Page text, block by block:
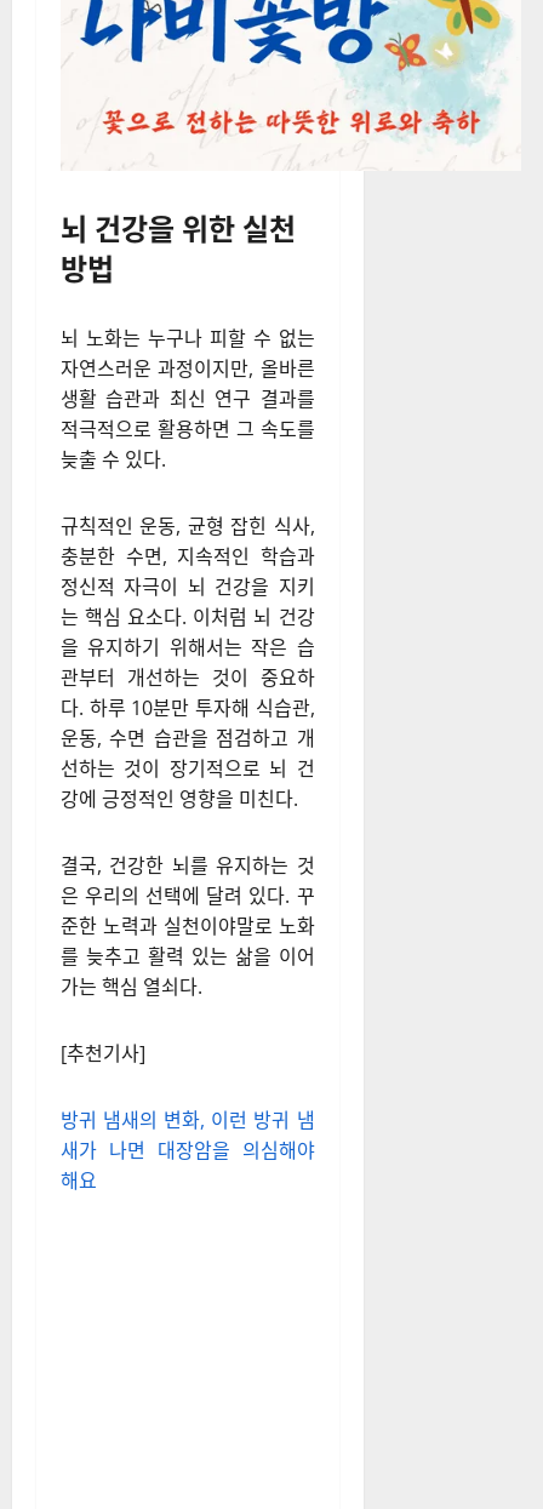
형 뇌 건강 관리 기술도 점차 발
전하고 있다.
뇌 건강을 위한 실천
방법
뇌 노화는 누구나 피할 수 없는
자연스러운 과정이지만, 올바른
생활 습관과 최신 연구 결과를
적극적으로 활용하면 그 속도를
늦출 수 있다.
규칙적인 운동, 균형 잡힌 식사,
충분한 수면, 지속적인 학습과
는 핵심 요소다. 이처럼 뇌 건강
을 유지하기 위해서는 작은 습
관부터 개선하는 것이 중요하
다. 하루 10분만 투자해 식습관,
운동, 수면 습관을 점검하고 개
강에 긍정적인 영향을 미친다.
결국, 건강한 뇌를 유지하는 것
은 우리의 선택에 달려 있다. 꾸
준한 노력과 실천이야말로 노화
를 늦추고 활력 있는 삶을 이어